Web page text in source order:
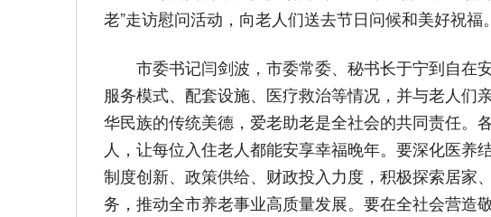
老”走访慰问活动，向老人们送去节日问候和美好祝福。
市委书记闫剑波，市委常委、秘书长于宁到自在
服务模式、配套设施、医疗救治等情况，并与老人
华民族的传统美德，爱老助老是全社会的共同责任。
人，让每位入住老人都能安享幸福晚年。要深化医
制度创新、政策供给、财政投入力度，积极探索居家
务，推动全市养老事业高质量发展。要在全社会营造